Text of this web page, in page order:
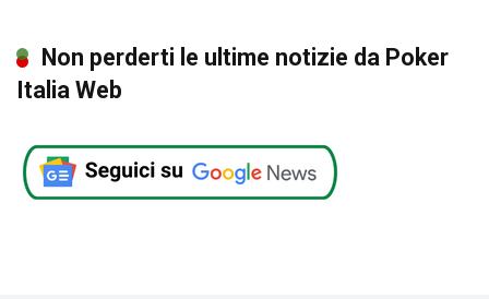
Non perderti le ultime notizie da Poker
Italia Web